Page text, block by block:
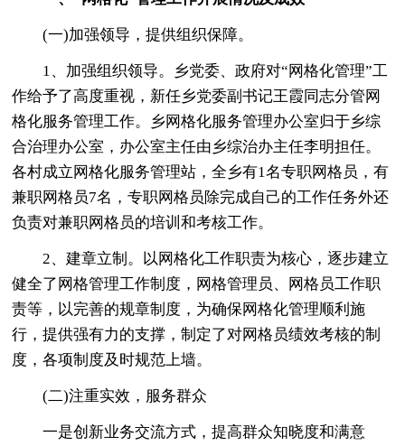
(一)加强领导，提供组织保障。
1、加强组织领导。乡党委、政府对“网格化管理”工
作给予了高度重视，新任乡党委副书记王霞同志分管网
格化服务管理工作。乡网格化服务管理办公室归于乡综
合治理办公室，办公室主任由乡综治办主任李明担任。
各村成立网格化服务管理站，全乡有1名专职网格员，有
兼职网格员7名，专职网格员除完成自己的工作任务外还
负责对兼职网格员的培训和考核工作。
2、建章立制。以网格化工作职责为核心，逐步建立
健全了网格管理工作制度，网格管理员、网格员工作职
责等，以完善的规章制度，为确保网格化管理顺利施
行，提供强有力的支撑，制定了对网格员绩效考核的制
度，各项制度及时规范上墙。
(二)注重实效，服务群众
一是创新业务交流方式，提高群众知晓度和满意